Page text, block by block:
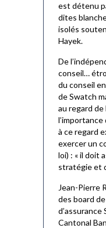
est détenu
dites
isolés
Hayek.
De
conseil…
du conseil
de Swatch
au regard
l’importance
à ce regard
exercer un
loi) : « il doit
stratégie et
Jean-Pierre
des board
d’assurance
Cantonal